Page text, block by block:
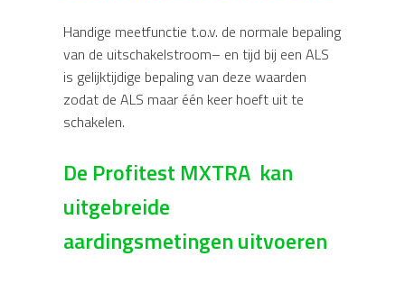
Handige meetfunctie t.o.v. de normale bepaling
van de uitschakelstroom– en tijd bij een ALS
is gelijktijdige bepaling van deze waarden
zodat de ALS maar één keer hoeft uit te
schakelen.
De Profitest MXTRA kan
uitgebreide
aardingsmetingen uitvoeren